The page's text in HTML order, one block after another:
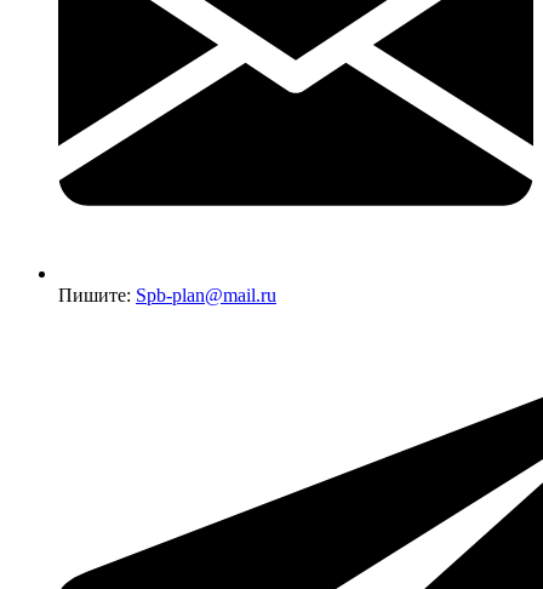
Пишите: Spb-plan@mail.ru